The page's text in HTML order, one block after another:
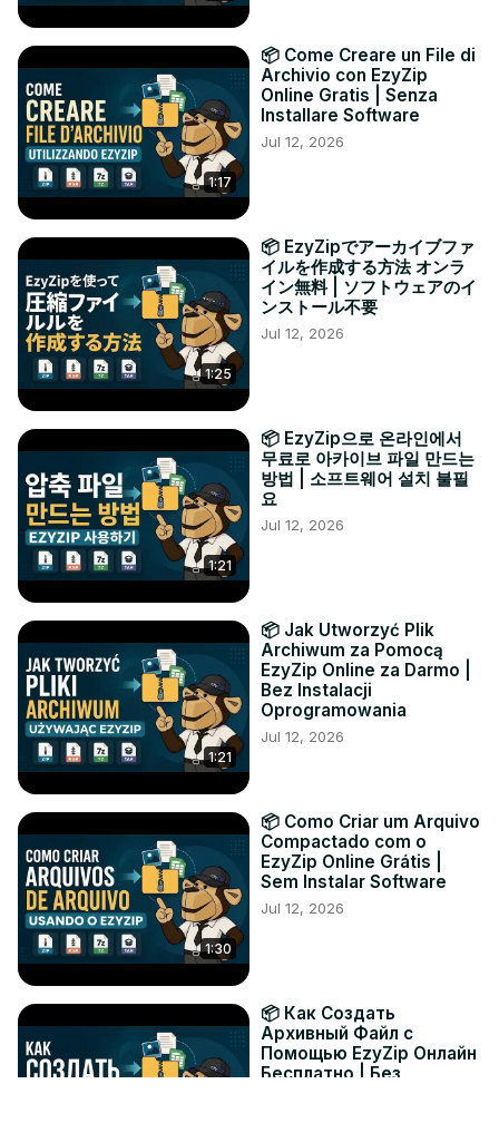
1:17
📦 Come Creare un File di
Archivio con EzyZip
Online Gratis | Senza
Installare Software
Jul 12, 2026
1:25
📦 EzyZipでアーカイブファ
イルを作成する方法 オンラ
イン無料 | ソフトウェアのイ
ンストール不要
Jul 12, 2026
1:21
📦 EzyZip으로 온라인에서
무료로 아카이브 파일 만드는
방법 | 소프트웨어 설치 불필
요
Jul 12, 2026
1:21
📦 Jak Utworzyć Plik
Archiwum za Pomocą
EzyZip Online za Darmo |
Bez Instalacji
Oprogramowania
Jul 12, 2026
1:30
📦 Como Criar um Arquivo
Compactado com o
EzyZip Online Grátis |
Sem Instalar Software
Jul 12, 2026
📦 Как Создать
Архивный Файл с
Помощью EzyZip Онлайн
Бесплатно | Без